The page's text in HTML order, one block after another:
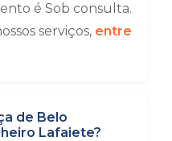
é Sob consulta.
serviços, entre
de Belo
Lafaiete?